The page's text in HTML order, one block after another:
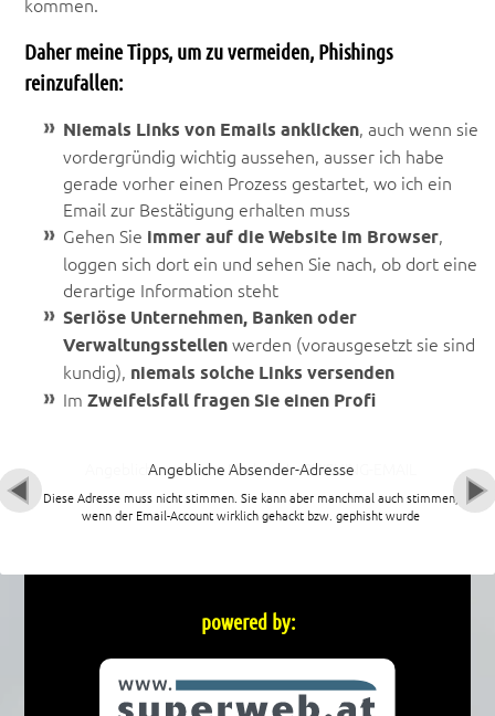
kommen.
Daher meine Tipps, um zu vermeiden, Phishings
reinzufallen:
Niemals Links von Emails anklicken , auch wenn sie
vordergründig wichtig aussehen, ausser ich habe
gerade vorher einen Prozess gestartet, wo ich ein
Email zur Bestätigung erhalten muss
Gehen Sie immer auf die Website im Browser
loggen sich dort ein und sehen Sie nach, ob dort eine
derartige Information steht
Seriöse Unternehmen, Banken oder
Verwaltungsstellen werden (vorausgesetzt sie sind
kundig), niemals solche Links versenden
ImZweifelsfall fragen Sie einen Profi
Angebliche Absender-Adresse
Diese Adresse muss nicht stimmen. Sie kann aber manchmal auch stimmen,
wenn der Email-Account wirklich gehackt bzw. gephisht wurde
powered by: